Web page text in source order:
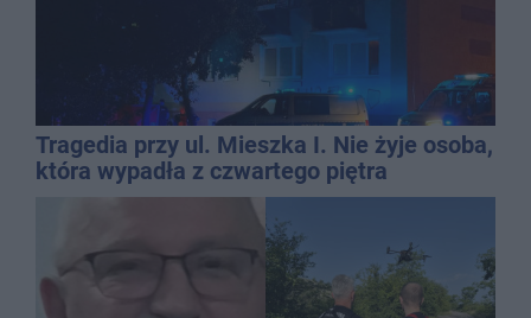
Tragedia przy ul. Mieszka I. Nie żyje osoba,
która wypadła z czwartego piętra